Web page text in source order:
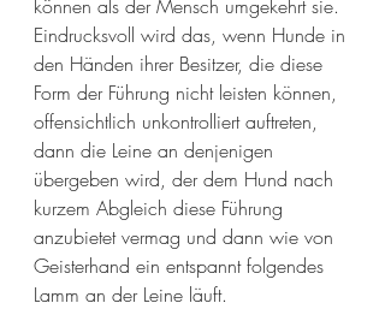
können als der Mensch umgekehrt sie.
Eindrucksvoll wird das, wenn Hunde in
den Händen ihrer Besitzer, die diese
Form der Führung nicht leisten können,
offensichtlich unkontrolliert auftreten,
dann die Leine an denjenigen
übergeben wird, der dem Hund nach
kurzem Abgleich diese Führung
anzubietet vermag und dann wie von
Geisterhand ein entspannt folgendes
Lamm an der Leine läuft.